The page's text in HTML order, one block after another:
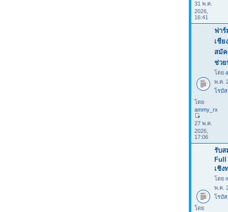
31 พ.ค.
2026,
16:41
ฟา
เชีย
สมัค
ช่วย
โดย
พ.ค.
โรบั
โดย
ammy_rx
27 พ.ค.
2026,
17:06
รับส
เชิง
โดย
พ.ค.
โรบั
โดย